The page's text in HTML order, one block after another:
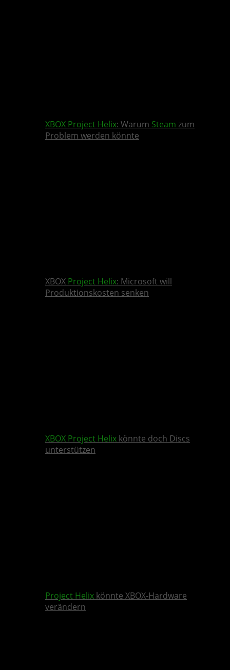
XBOX Project Helix: Warum Steam zum
Problem werden könnte
XBOX Project Helix: Microsoft will
Produktionskosten senken
XBOX Project Helix könnte doch Discs
unterstützen
Project Helix könnte XBOX-Hardware
verändern